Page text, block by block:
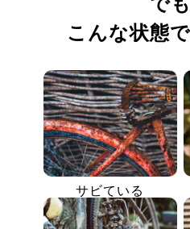
こんな状態
サビている